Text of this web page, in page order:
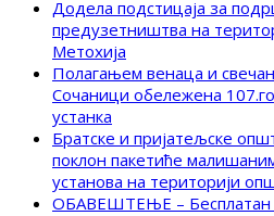
Додела подстицаја за
предузетништва на
Метохија
Полагањем венаца и
Сочаници обележена
устанка
Братске и пријатељске
поклон пакетиће
установа на територији
ОБАВЕШТЕЊЕ – Бесплатан